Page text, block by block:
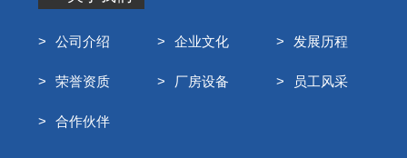
公司介绍 企业文化 发展历程
荣誉资质 厂房设备 员工风采
合作伙伴